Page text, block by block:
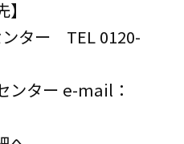
ター TEL 0120-
ンター e-mail：